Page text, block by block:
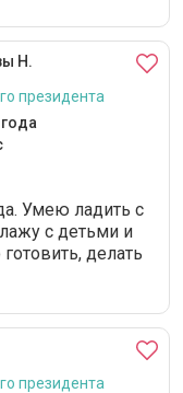
Н.
президента
Умею ладить с
с детьми и
делать
президента